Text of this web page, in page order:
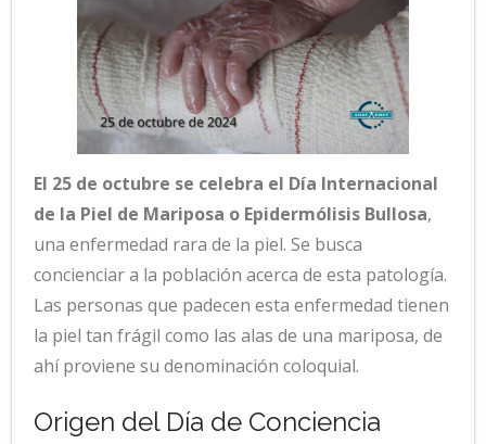
El 25 de octubre se celebra el Día Internacional
de la Piel de Mariposa o Epidermólisis Bullosa,
una enfermedad rara de la piel. Se busca
concienciar a la población acerca de esta patología.
Las personas que padecen esta enfermedad tienen
la piel tan frágil como las alas de una mariposa, de
ahí proviene su denominación coloquial.
Origen del Día de Conciencia